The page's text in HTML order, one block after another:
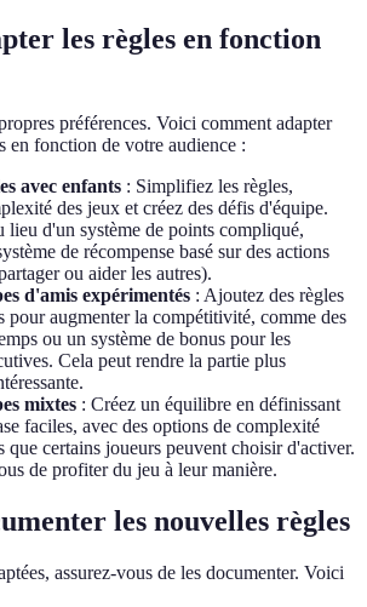
les règles en fonction
préférences. Voici comment adapter
en fonction de votre audience :
avec enfants : Simplifiez les règles,
des jeux et créez des défis d'équipe.
lieu d'un système de points compliqué,
de récompense basé sur des actions
ou aider les autres).
d'amis expérimentés : Ajoutez des règles
pour augmenter la compétitivité, comme des
ou un système de bonus pour les
Cela peut rendre la partie plus
mixtes : Créez un équilibre en définissant
faciles, avec des options de complexité
que certains joueurs peuvent choisir d'activer.
de profiter du jeu à leur manière.
les nouvelles règles
assurez-vous de les documenter. Voici